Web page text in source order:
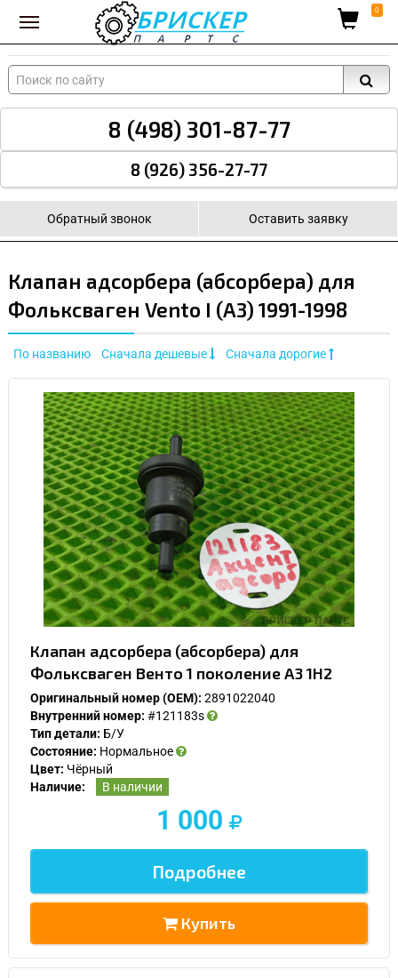
Вход для поставщиков 0
8 (498) 301-87-77
8 (926) 356-27-77
Обратный звонок Оставить заявку
Клапан адсорбера (абсорбера) для
Фольксваген Vento I (A3) 1991-1998
По названию Сначала дешевые Сначала дорогие
Клапан адсорбера (абсорбера) для
Фольксваген Венто 1 поколение A3 1H2
Оригинальный номер (OEM): 2891022040
Внутренний номер: #121183s
Тип детали: Б/У
Состояние: Нормальное
Цвет: Чёрный
Наличие:
В наличии
1 000
Подробнее
Купить